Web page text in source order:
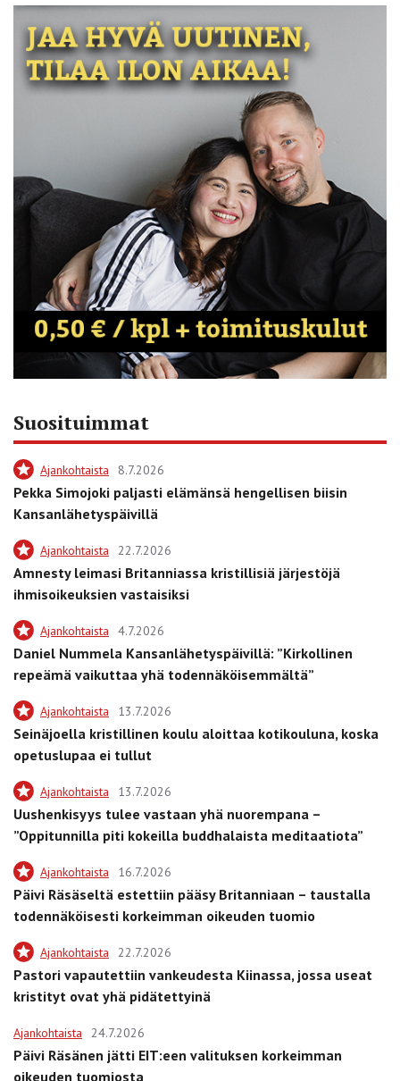
Suosituimmat
Ajankohtaista 8.7.2026
Pekka Simojoki paljasti elämänsä hengellisen biisin
Kansanlähetyspäivillä
Ajankohtaista 22.7.2026
Amnesty leimasi Britanniassa kristillisiä järjestöjä
ihmisoikeuksien vastaisiksi
Ajankohtaista 4.7.2026
Daniel Nummela Kansanlähetyspäivillä: ”Kirkollinen
repeämä vaikuttaa yhä todennäköisemmältä”
Ajankohtaista 13.7.2026
Seinäjoella kristillinen koulu aloittaa kotikouluna, koska
opetuslupaa ei tullut
Ajankohtaista 13.7.2026
Uushenkisyys tulee vastaan yhä nuorempana –
”Oppitunnilla piti kokeilla buddhalaista meditaatiota”
Ajankohtaista 16.7.2026
Päivi Räsäseltä estettiin pääsy Britanniaan – taustalla
todennäköisesti korkeimman oikeuden tuomio
Ajankohtaista 22.7.2026
Pastori vapautettiin vankeudesta Kiinassa, jossa useat
kristityt ovat yhä pidätettyinä
Ajankohtaista 24.7.2026
Päivi Räsänen jätti EIT:een valituksen korkeimman
oikeuden tuomiosta